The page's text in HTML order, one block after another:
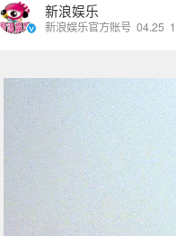
新浪娱乐
新浪娱乐官方账号 04.25